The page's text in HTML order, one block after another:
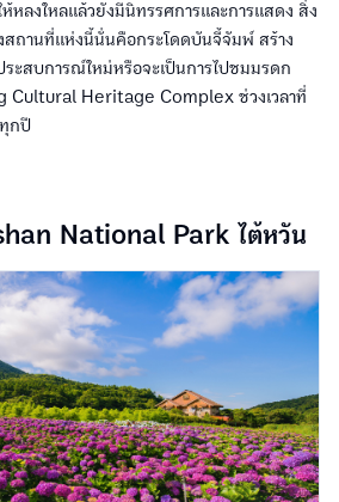
หลงใหลแล้วยังมีนิทรรศการและการแสดง สิ่ง
สถานที่แห่งนี้นั่นคือกระโดดบันจี้จัมพ์ สร้าง
ระสบการณ์ใหม่หรือจะเป็นการไปชมมรดก
Cultural Heritage Complex ช่วงเวลาที่
กปี
National Park ไต้หวัน